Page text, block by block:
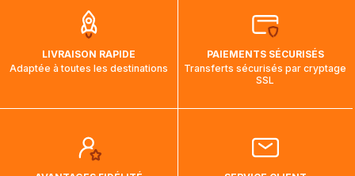
par bateau et peuvent nécessiter actuellement jusqu'à 2
mois et demi pour arriver à destination. Il est donc normal
que pendant la traversée, le suivi de votre commande ne
soit pas modifié. Ce dernier reprendra lorsque votre colis
aura touché terre.
LIVRAISON RAPIDE
Adaptée à toutes les destinations
PAIEMENTS SÉCURISÉS
Transferts sécurisés par cryptage
SSL